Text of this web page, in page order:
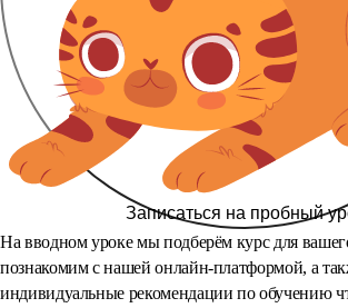
Записаться на пробный
На вводном уроке мы подберём курс для
познакомим с нашей онлайн-платформой, а
индивидуальные рекомендации по обучению